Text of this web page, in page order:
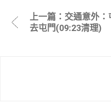
上一篇：交通意外
去屯門(09:23清理)